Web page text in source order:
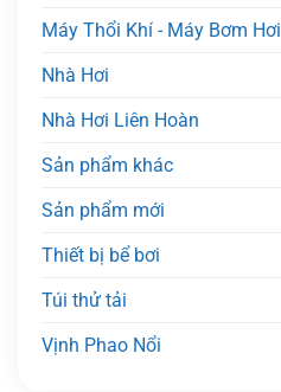
Máy Thổi Khí - Máy Bơm Hơi
Nhà Hơi
Nhà Hơi Liên Hoàn
Sản phẩm khác
Sản phẩm mới
Thiết bị bể bơi
Túi thử tải
Vịnh Phao Nổi